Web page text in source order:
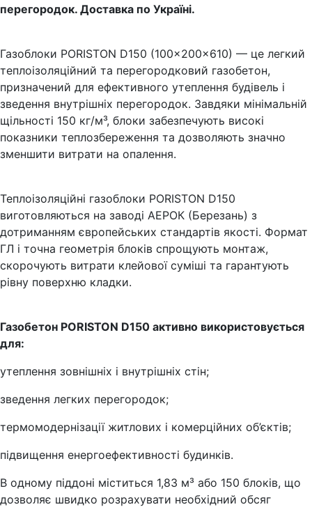
перегородок. Доставка по Україні.
Газоблоки PORISTON D150 (100×200×610) — це легкий
теплоізоляційний та перегородковий газобетон,
призначений для ефективного утеплення будівель і
зведення внутрішніх перегородок. Завдяки мінімальній
щільності 150 кг/м³, блоки забезпечують високі
показники теплозбереження та дозволяють значно
зменшити витрати на опалення.
Теплоізоляційні газоблоки PORISTON D150
виготовляються на заводі АЕРОК (Березань) з
дотриманням європейських стандартів якості. Формат
ГЛ і точна геометрія блоків спрощують монтаж,
скорочують витрати клейової суміші та гарантують
рівну поверхню кладки.
Газобетон PORISTON D150 активно використовується
для:
утеплення зовнішніх і внутрішніх стін;
зведення легких перегородок;
термомодернізації житлових і комерційних об’єктів;
підвищення енергоефективності будинків.
В одному піддоні міститься 1,83 м³ або 150 блоків, що
дозволяє швидко розрахувати необхідний обсяг